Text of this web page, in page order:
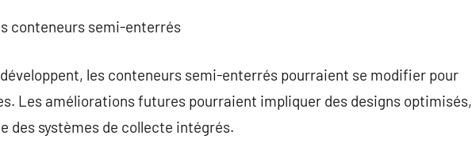
conteneurs semi-enterrés
les conteneurs semi-enterrés pourraient se modifier pour
Les améliorations futures pourraient impliquer des designs optimisés,
des systèmes de collecte intégrés.